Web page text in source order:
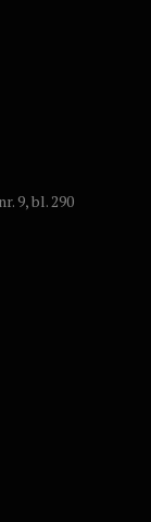
9, bl. 290